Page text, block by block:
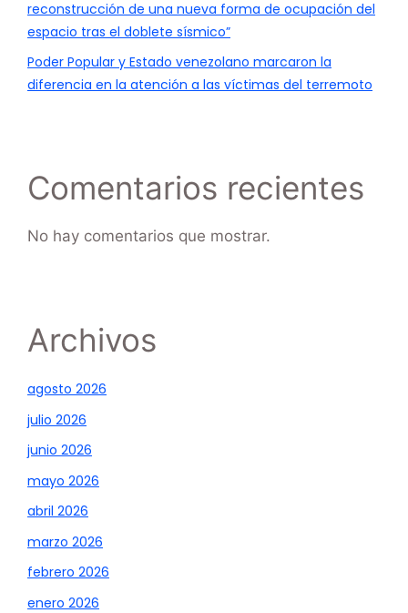
reconstrucción de una nueva forma de ocupación del
espacio tras el doblete sísmico”
Poder Popular y Estado venezolano marcaron la
diferencia en la atención a las víctimas del terremoto
Comentarios recientes
No hay comentarios que mostrar.
Archivos
agosto 2026
julio 2026
junio 2026
mayo 2026
abril 2026
marzo 2026
febrero 2026
enero 2026